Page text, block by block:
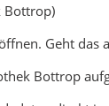
Bottrop)
Geht das
Bottrop